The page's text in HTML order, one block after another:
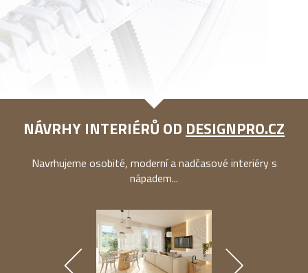
NÁVRHY INTERIÉRŮ OD DESIGNPRO.CZ
Navrhujeme osobité, moderní a nadčasové interiéry s
nápadem...